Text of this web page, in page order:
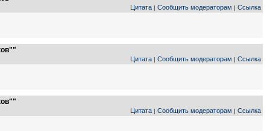
Цитата | Сообщить модераторам | Ссылка
Цитата | Сообщить модераторам | Ссылка
Цитата | Сообщить модераторам | Ссылка